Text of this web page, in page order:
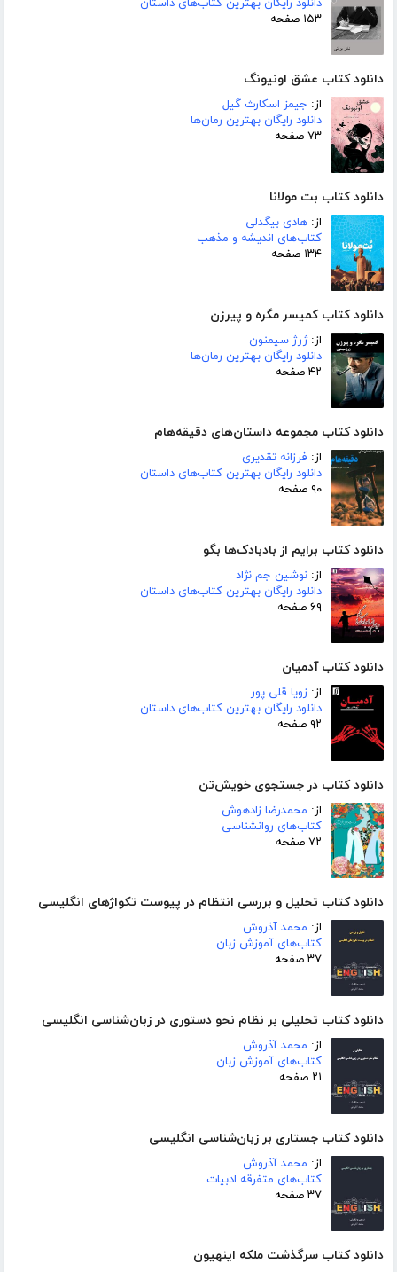
دانلود رایگان بهترین کتاب‌های داستان
۱۵۳ صفحه
دانلود کتاب عشق اونیونگ
از: جیمز اسکارث گیل
دانلود رایگان بهترین رمان‌ها
۷۳ صفحه
دانلود کتاب بت مولانا
از: هادی بیگدلی
کتاب‌های اندیشه و مذهب
۱۳۴ صفحه
دانلود کتاب کمیسر مگره و پیرزن
از:ژرژ سیمنون
دانلود رایگان بهترین رمان‌ها
۴۲ صفحه
دانلود کتاب مجموعه داستان‌های دقیقه‌هام
از: فرزانه تقدیری
دانلود رایگان بهترین کتاب‌های داستان
۹۰ صفحه
دانلود کتاب برایم از بادبادک‌ها بگو
از: نوشین جم نژاد
دانلود رایگان بهترین کتاب‌های داستان
۶۹ صفحه
دانلود کتاب آدمیان
از: زویا قلی پور
دانلود رایگان بهترین کتاب‌های داستان
۹۲ صفحه
دانلود کتاب در جستجوی خویش‌تن
از: محمدرضا زادهوش
کتاب‌های روانشناسی
۷۲ صفحه
دانلود کتاب تحلیل و بررسی انتظام در پیوست تکواژهای انگلیسی
از: محمد آذروش
کتاب‌های آموزش زبان
۳۷ صفحه
دانلود کتاب تحلیلی بر نظام نحو دستوری در زبان‌شناسی انگلیسی
از: محمد آذروش
کتاب‌های آموزش زبان
۲۱ صفحه
دانلود کتاب جستاری بر زبان‌شناسی انگلیسی
از: محمد آذروش
کتاب‌های متفرقه ادبیات
۳۷ صفحه
دانلود کتاب سرگذشت ملکه اینهیون